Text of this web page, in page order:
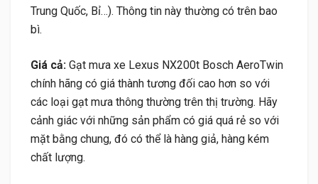
Trung Quốc, Bỉ…). Thông tin này thường có trên bao
bì.
Giá cả: Gạt mưa xe Lexus NX200t Bosch AeroTwin
chính hãng có giá thành tương đối cao hơn so với
các loại gạt mưa thông thường trên thị trường. Hãy
cảnh giác với những sản phẩm có giá quá rẻ so với
mặt bằng chung, đó có thể là hàng giả, hàng kém
chất lượng.